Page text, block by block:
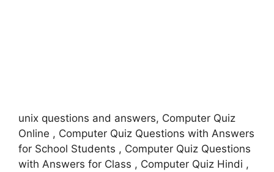
unix questions and answers, Computer Quiz
Online , Computer Quiz Questions with Answers
for School Students , Computer Quiz Questions
with Answers for Class , Computer Quiz Hindi ,